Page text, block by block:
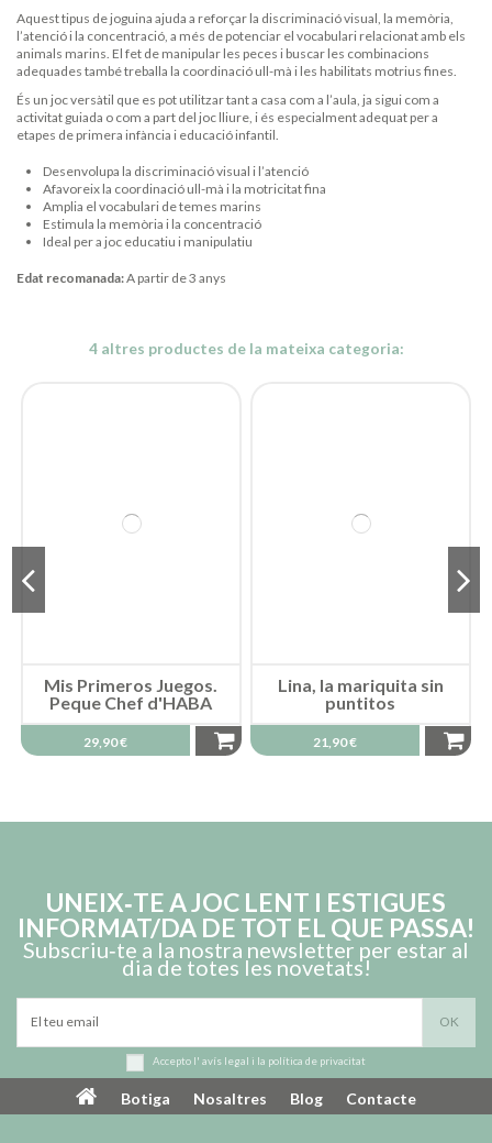
Aquest tipus de joguina ajuda a reforçar la discriminació visual, la memòria,
l’atenció i la concentració, a més de potenciar el vocabulari relacionat amb els
animals marins. El fet de manipular les peces i buscar les combinacions
adequades també treballa la coordinació ull-mà i les habilitats motrius fines.
És un joc versàtil que es pot utilitzar tant a casa com a l’aula, ja sigui com a
activitat guiada o com a part del joc lliure, i és especialment adequat per a
etapes de primera infància i educació infantil.
Desenvolupa la discriminació visual i l’atenció
Afavoreix la coordinació ull-mà i la motricitat fina
Amplia el vocabulari de temes marins
Estimula la memòria i la concentració
Ideal per a joc educatiu i manipulatiu
Edat recomanada:A partir de 3 anys
4 altres productes de la mateixa categoria:
Mis Primeros Juegos.
Peque Chef d'HABA
29,90 €
Lina, la mariquita sin
puntitos
21,90 €
Good Night de LONDJI
Mis primeros juegos
¡Recoger y ordenar!
d'HABA
UNEIX‑TE A JOC LENT I ESTIGUES
INFORMAT/DA DE TOT EL QUE PASSA!
Subscriu‑te a la nostra newsletter per estar al
dia de totes les novetats!
Accepto l' avís legal i la política de privacitat
Botiga Nosaltres Blog Contacte